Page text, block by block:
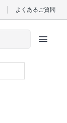
よくあるご質問
menu